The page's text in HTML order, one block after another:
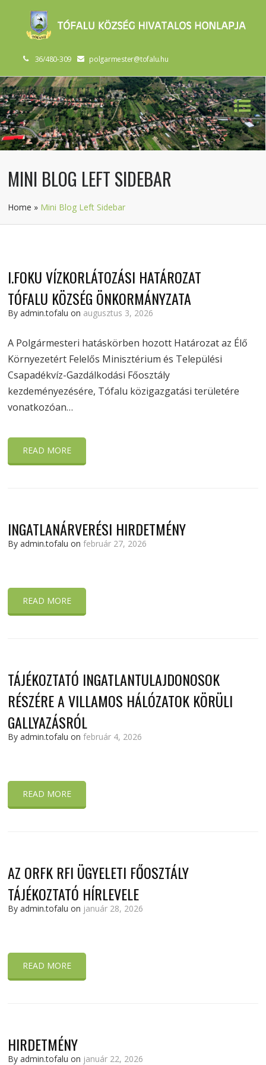
36/480-309 polgarmester@tofalu.hu
MINI BLOG LEFT SIDEBAR
Home » Mini Blog Left Sidebar
I.FOKU VÍZKORLÁTOZÁSI HATÁROZAT
TÓFALU KÖZSÉG ÖNKORMÁNYZATA
By admin.tofalu on augusztus 3, 2026
A Polgármesteri hatáskörben hozott Határozat az Élő
Környezetért Felelős Minisztérium és Települési
Csapadékvíz-Gazdálkodási Főosztály
kezdeményezésére, Tófalu közigazgatási területére
vonatkozóan…
READ MORE
INGATLANÁRVERÉSI HIRDETMÉNY
By admin.tofalu onfebruár 27, 2026
READ MORE
TÁJÉKOZTATÓ INGATLANTULAJDONOSOK
RÉSZÉRE A VILLAMOS HÁLÓZATOK KÖRÜLI
GALLYAZÁSRÓL
By admin.tofalu onfebruár 4, 2026
READ MORE
AZ ORFK RFI ÜGYELETI FŐOSZTÁLY
TÁJÉKOZTATÓ HÍRLEVELE
By admin.tofalu on január 28, 2026
READ MORE
HIRDETMÉNY
By admin.tofalu on január 22, 2026